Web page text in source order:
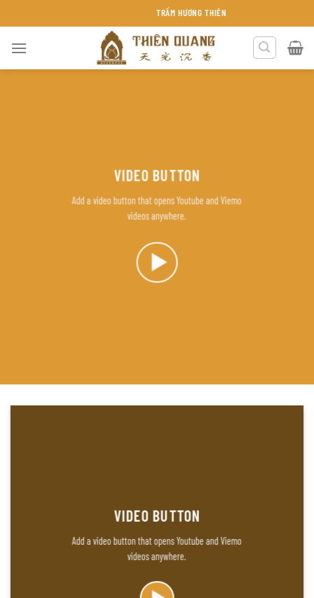
đến
TRẦM HƯƠNG THIÊN QUANG KHÁNH HÒA
VIDEO BUTTON
Add a video button that opens Youtube and Viemo
videos anywhere.
VIDEO BUTTON
Add a video button that opens Youtube and Viemo
videos anywhere.